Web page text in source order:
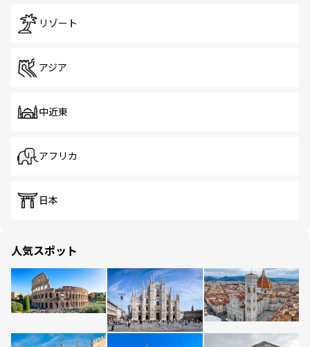
リゾート
アジア
中近東
アフリカ
日本
人気スポット